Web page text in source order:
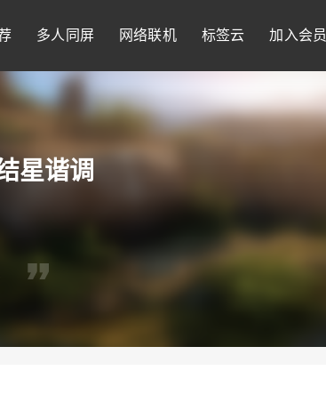
多人同屏 网络联机 标签云 加入会员
星谐调